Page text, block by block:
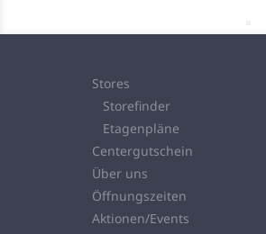
Stores
Storefinder
Etagenpläne
Centergutschein
Über uns
Öffnungszeiten
Aktionen/Events